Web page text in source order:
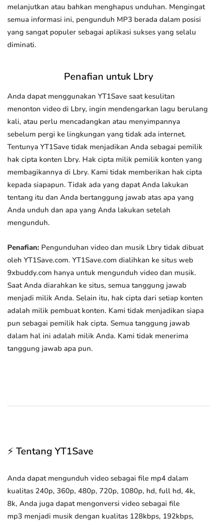
melanjutkan atau bahkan menghapus unduhan. Mengingat
semua informasi ini, pengunduh MP3 berada dalam posisi
yang sangat populer sebagai aplikasi sukses yang selalu
diminati.
Penafian untuk Lbry
Anda dapat menggunakan YT1Save saat kesulitan
menonton video di Lbry, ingin mendengarkan lagu berulang
kali, atau perlu mencadangkan atau menyimpannya
sebelum pergi ke lingkungan yang tidak ada internet.
Tentunya YT1Save tidak menjadikan Anda sebagai pemilik
hak cipta konten Lbry. Hak cipta milik pemilik konten yang
membagikannya di Lbry. Kami tidak memberikan hak cipta
kepada siapapun. Tidak ada yang dapat Anda lakukan
tentang itu dan Anda bertanggung jawab atas apa yang
Anda unduh dan apa yang Anda lakukan setelah
mengunduh.
Penafian: Pengunduhan video dan musik Lbry tidak dibuat
oleh YT1Save.com. YT1Save.com dialihkan ke situs web
9xbuddy.com hanya untuk mengunduh video dan musik.
Saat Anda diarahkan ke situs, semua tanggung jawab
menjadi milik Anda. Selain itu, hak cipta dari setiap konten
adalah milik pembuat konten. Kami tidak menjadikan siapa
pun sebagai pemilik hak cipta. Semua tanggung jawab
dalam hal ini adalah milik Anda. Kami tidak menerima
tanggung jawab apa pun.
⚡ Tentang YT1Save
Anda dapat mengunduh video sebagai file mp4 dalam
kualitas 240p, 360p, 480p, 720p, 1080p, hd, full hd, 4k,
8k, Anda juga dapat mengonversi video sebagai file
mp3 menjadi musik dengan kualitas 128kbps, 192kbps,